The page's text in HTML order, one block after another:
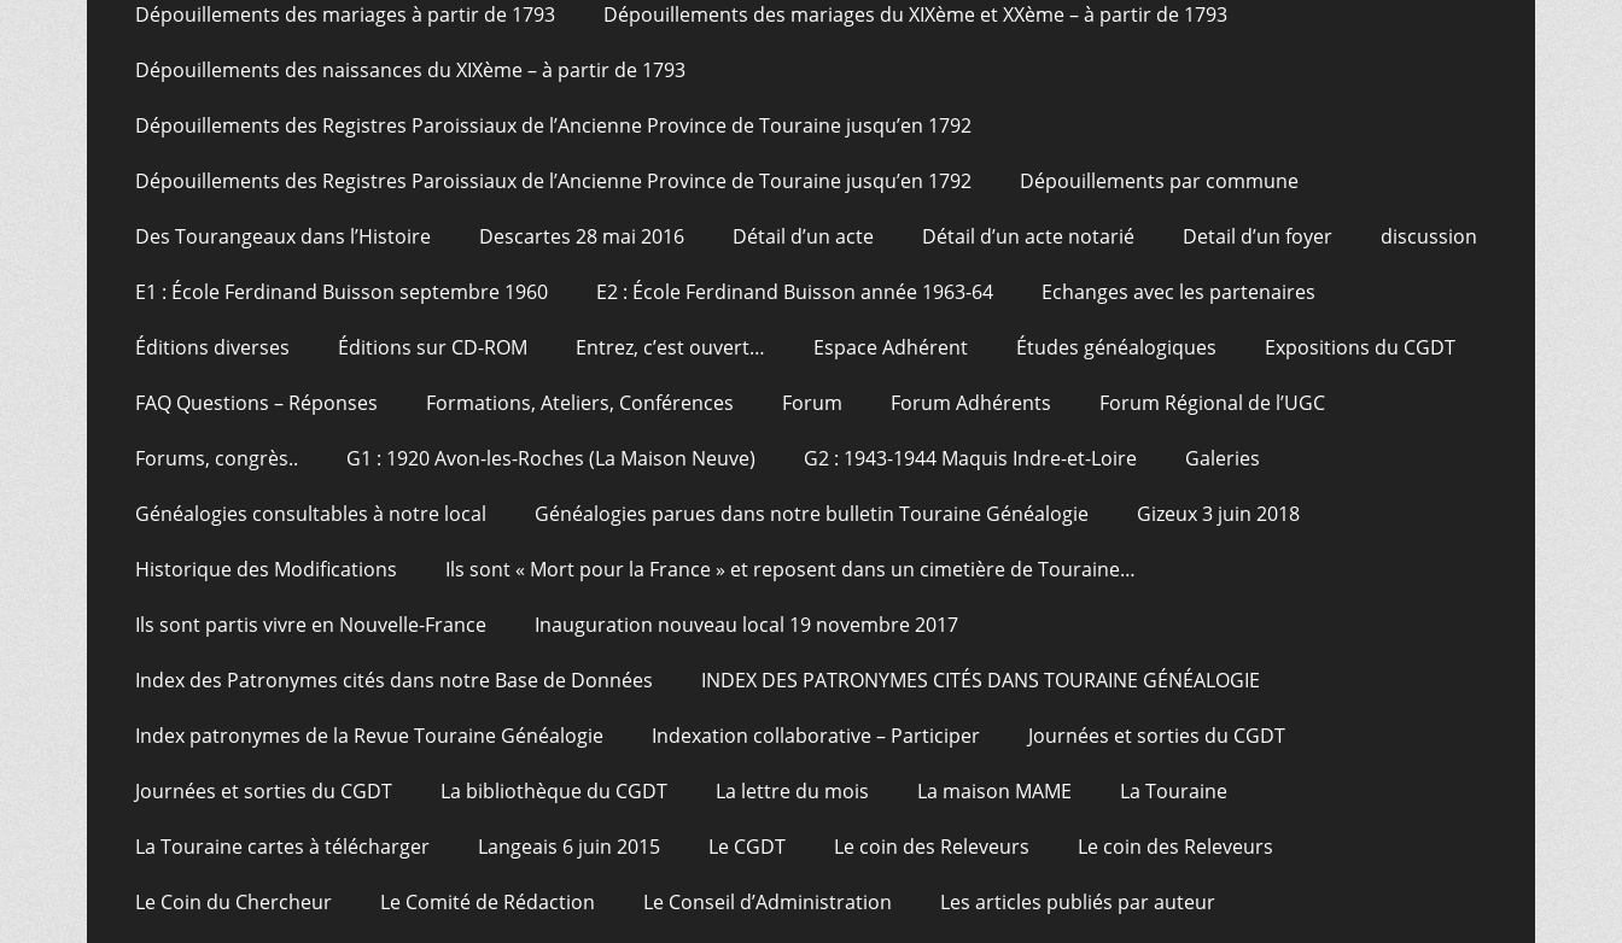
Dépouillements des mariages à partir de 1793 Dépouillements des mariages du XIXème et XXème – à partir de 1793
Dépouillements des naissances du XIXème – à partir de 1793
Dépouillements des Registres Paroissiaux de l’Ancienne Province de Touraine jusqu’en 1792
Dépouillements des Registres Paroissiaux de l’Ancienne Province de Touraine jusqu’en 1792 Dépouillements par commune
Des Tourangeaux dans l’Histoire Descartes 28 mai 2016 Détail d’un acte Détail d’un acte notarié Detail d’un foyer discussion
E1 : École Ferdinand Buisson septembre 1960 E2 : École Ferdinand Buisson année 1963-64 Echanges avec les partenaires
Éditions diverses Éditions sur CD-ROM Entrez, c’est ouvert… Espace Adhérent Études généalogiques Expositions du CGDT
FAQ Questions – Réponses Formations, Ateliers, Conférences Forum Forum Adhérents Forum Régional de l’UGC
Forums, congrès.. G1 : 1920 Avon-les-Roches (La Maison Neuve) G2 : 1943-1944 Maquis Indre-et-Loire Galeries
Généalogies consultables à notre local Généalogies parues dans notre bulletin Touraine Généalogie Gizeux 3 juin 2018
Historique des Modifications Ils sont « Mort pour la France » et reposent dans un cimetière de Touraine…
Ils sont partis vivre en Nouvelle-France Inauguration nouveau local 19 novembre 2017
Index des Patronymes cités dans notre Base de Données INDEX DES PATRONYMES CITÉS DANS TOURAINE GÉNÉALOGIE
Index patronymes de la Revue Touraine Généalogie Indexation collaborative – Participer Journées et sorties du CGDT
Journées et sorties du CGDT La bibliothèque du CGDT La lettre du mois La maison MAME La Touraine
La Touraine cartes à télécharger Langeais 6 juin 2015 Le CGDT Le coin des Releveurs Le coin des Releveurs
Le Coin du Chercheur Le Comité de Rédaction Le Conseil d’Administration Les articles publiés par auteur